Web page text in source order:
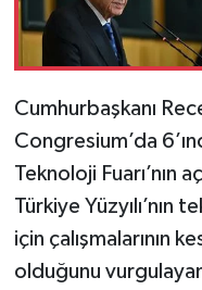
Cumhurbaşkanı
Congresium’da
Teknoloji Fuarı’nın
Türkiye Yüzyılı’nın
için çalışmalarının
olduğunu
OTOMOTİV
YAŞAM
KÜLTÜR SANAT